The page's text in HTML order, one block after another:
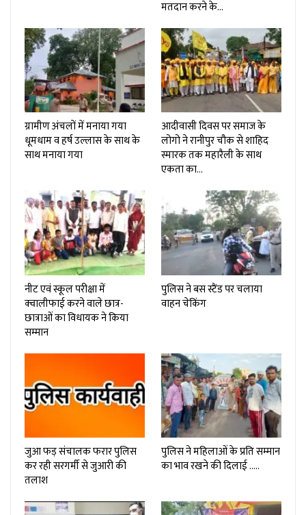
मतदान करने के…
ग्रामीण अंचलों में मनाया गया
धूमधाम व हर्ष उल्लास के साथ के
साथ मनाया गया
आदीवासी दिवस पर समाज के
लोगो ने रानीपुर चौक से शाहिद
स्मारक तक महारैली के साथ
एकता का…
नीट एवं स्कूल परीक्षा में
क्वालीफाई करने वाले छात्र-
छात्राओं का विधायक ने किया
सम्मान
पुलिस ने बस स्टैंड पर चलाया
वाहन चेकिंग
जुआ फड़ संचालक फरार पुलिस
कर रही सरगर्मी से जुआरी की
तलाश
पुलिस ने महिलाओं के प्रति सम्मान
का भाव रखने की दिलाई …..